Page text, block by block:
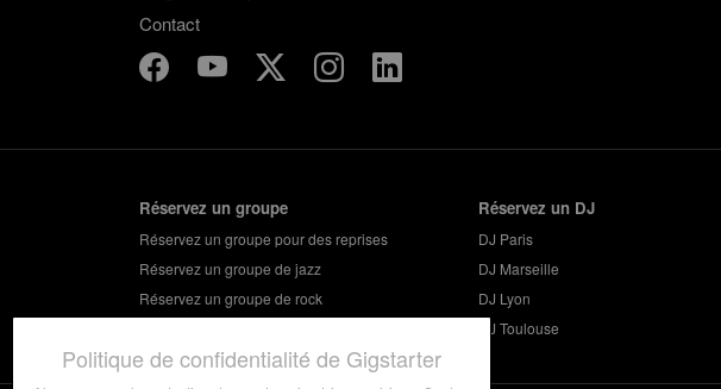
Contact
Réservez un groupe
Réservez un groupe pour des reprises
Réservez un groupe de jazz
Réservez un groupe de rock
Réservez un DJ
DJ Paris
DJ Marseille
DJ Lyon
DJ Toulouse
Politique de confidentialité de Gigstarter